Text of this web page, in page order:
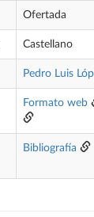
Ofertada
Castellano
Pedro Luis
Formato web
Bibliografía